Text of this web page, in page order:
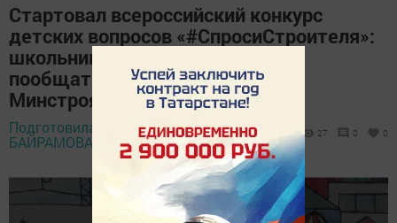
Стартовал всероссийский конкурс
детских вопросов «#СпросиСтроителя»:
школьники Татарстана смогут
пообщаться с руководителями
Минстроя России
Подготовила Джамиля
БАЙРАМОВА,
29 июня 2026 -
10:51
27 0 0